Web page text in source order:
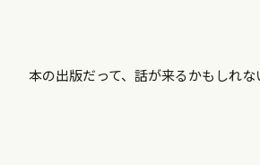
本の出版だって、話が来るかもしれ